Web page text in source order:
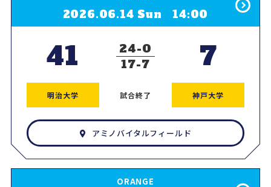
2026.06.14 Sun 14:00
試合終了
明治大学 神戸大学
41 7
24 0
17 7
アミノバイタルフィールド
ORANGE